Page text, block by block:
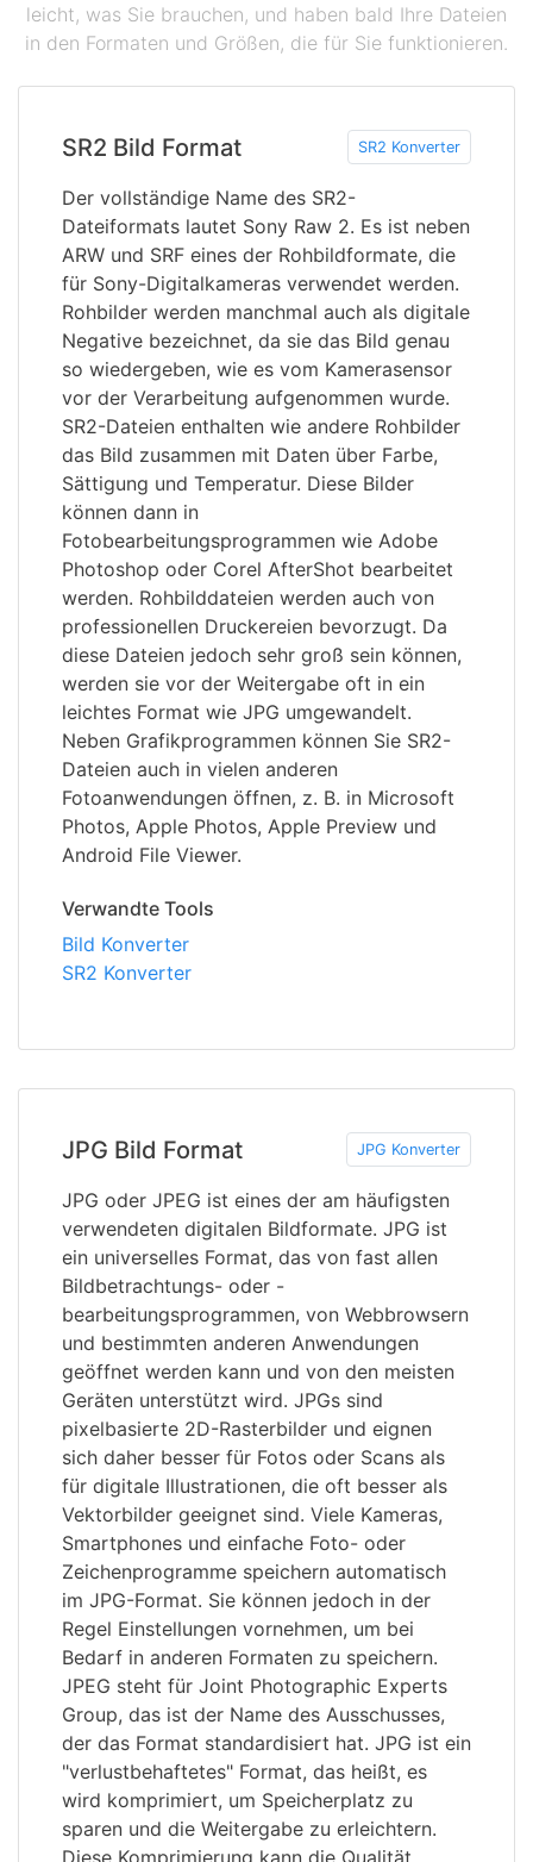
leicht, was Sie brauchen, und haben bald Ihre Dateien
in den Formaten und Größen, die für Sie funktionieren.
SR2 Bild Format SR2 Konverter
Der vollständige Name des SR2-
Dateiformats lautet Sony Raw 2. Es ist neben
ARW und SRF eines der Rohbildformate, die
für Sony-Digitalkameras verwendet werden.
Rohbilder werden manchmal auch als digitale
Negative bezeichnet, da sie das Bild genau
so wiedergeben, wie es vom Kamerasensor
vor der Verarbeitung aufgenommen wurde.
SR2-Dateien enthalten wie andere Rohbilder
das Bild zusammen mit Daten über Farbe,
Sättigung und Temperatur. Diese Bilder
können dann in
Fotobearbeitungsprogrammen wie Adobe
Photoshop oder Corel AfterShot bearbeitet
werden. Rohbilddateien werden auch von
professionellen Druckereien bevorzugt. Da
diese Dateien jedoch sehr groß sein können,
werden sie vor der Weitergabe oft in ein
leichtes Format wie JPG umgewandelt.
Neben Grafikprogrammen können Sie SR2-
Dateien auch in vielen anderen
Fotoanwendungen öffnen, z. B. in Microsoft
Photos, Apple Photos, Apple Preview und
Android File Viewer.
Verwandte Tools
Bild Konverter
SR2 Konverter
JPG Bild Format JPG Konverter
JPG oder JPEG ist eines der am häufigsten
verwendeten digitalen Bildformate. JPG ist
ein universelles Format, das von fast allen
Bildbetrachtungs- oder -
bearbeitungsprogrammen, von Webbrowsern
und bestimmten anderen Anwendungen
geöffnet werden kann und von den meisten
Geräten unterstützt wird. JPGs sind
pixelbasierte 2D-Rasterbilder und eignen
sich daher besser für Fotos oder Scans als
für digitale Illustrationen, die oft besser als
Vektorbilder geeignet sind. Viele Kameras,
Smartphones und einfache Foto- oder
Zeichenprogramme speichern automatisch
im JPG-Format. Sie können jedoch in der
Regel Einstellungen vornehmen, um bei
Bedarf in anderen Formaten zu speichern.
JPEG steht für Joint Photographic Experts
Group, das ist der Name des Ausschusses,
der das Format standardisiert hat. JPG ist ein
"verlustbehaftetes" Format, das heißt, es
wird komprimiert, um Speicherplatz zu
sparen und die Weitergabe zu erleichtern.